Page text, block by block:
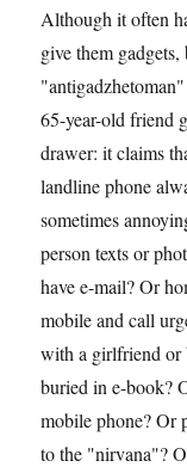
Although it often
give them
65-year-old friend
drawer: it claims
landline phone
sometimes
person texts or
have e-mail? Or
mobile and call
with a girlfriend or
buried in e-book?
mobile phone? Or
to the "nirvana"?